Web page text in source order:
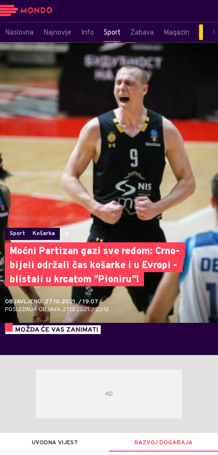
Naslovna Najnovije Info Sport Zabava Magazin
Sport Košarka 0
Moćni Partizan gazi sve redom: Crno-
bijeli održali čas košarke i u Evropi -
blistali u krcatom "Pioniru"!
OBJAVLJENO: 27.10.2021. / 19:07
POSLEDNJA OBJAVA: 27.10.2021. / 22:12
MOŽDA ĆE VAS ZANIMATI
UVODNA VIJEST RAZVOJ DOGAĐAJA